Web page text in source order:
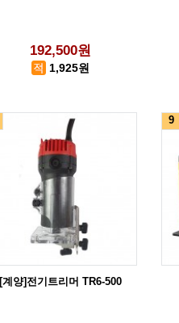
192,500원
1,925원
[계양]전기트리머 TR6-500
9